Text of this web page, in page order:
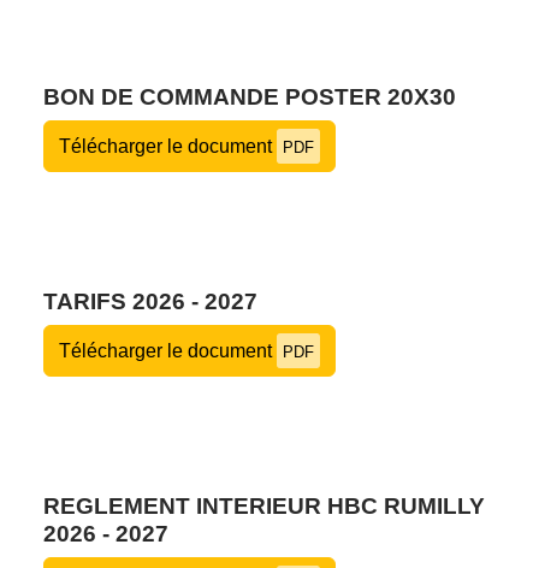
BON DE COMMANDE POSTER 20X30
Télécharger le document PDF
TARIFS 2026 - 2027
Télécharger le document PDF
REGLEMENT INTERIEUR HBC RUMILLY
2026 - 2027